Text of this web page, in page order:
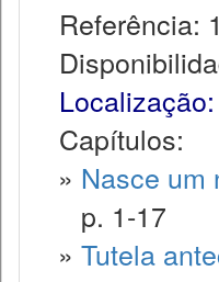
Referência:
Localização:
Capítulos:
» Nasce um
p. 1-17
» Tutela